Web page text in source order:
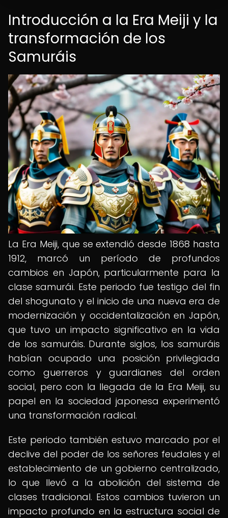
Introducción a la Era Meiji y la
transformación de los
Samuráis
La Era Meiji, que se extendió desde 1868 hasta
1912, marcó un período de profundos
cambios en Japón, particularmente para la
clase samurái. Este periodo fue testigo del fin
del shogunato y el inicio de una nueva era de
modernización y occidentalización en Japón,
que tuvo un impacto significativo en la vida
de los samuráis. Durante siglos, los samuráis
habían ocupado una posición privilegiada
como guerreros y guardianes del orden
social, pero con la llegada de la Era Meiji, su
papel en la sociedad japonesa experimentó
una transformación radical.
Este periodo también estuvo marcado por el
declive del poder de los señores feudales y el
establecimiento de un gobierno centralizado,
lo que llevó a la abolición del sistema de
clases tradicional. Estos cambios tuvieron un
impacto profundo en la estructura social de